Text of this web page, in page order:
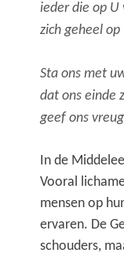
ieder die op
zich geheel
Sta ons met
dat ons einde
geef ons
In de
Vooral
mensen op
ervaren. De
schouders,